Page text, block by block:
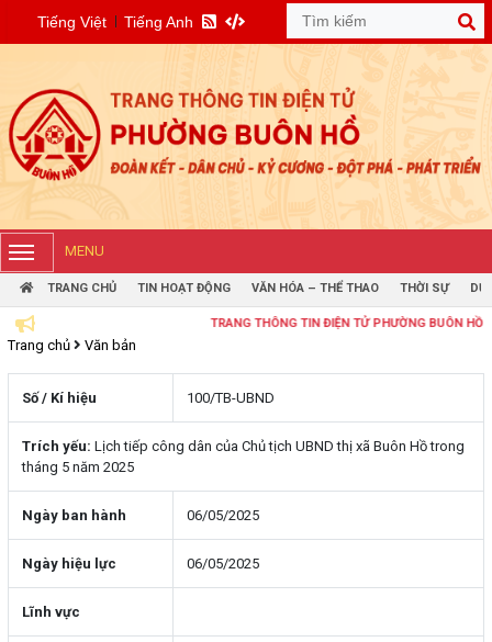
Tiếng Việt Tiếng Anh
MENU
TRANG CHỦ TIN HOẠT ĐỘNG VĂN HÓA – THỂ THAO THỜI SỰ DỰ
TRANG THÔNG TIN ĐIỆN TỬ PHƯỜNG BUÔN HỒ
Trang chủ Văn bản
Số / Kí hiệu 100/TB-UBND
Trích yếu: Lịch tiếp công dân của Chủ tịch UBND thị xã Buôn Hồ trong
tháng 5 năm 2025
Ngày ban hành 06/05/2025
Ngày hiệu lực 06/05/2025
Lĩnh vực